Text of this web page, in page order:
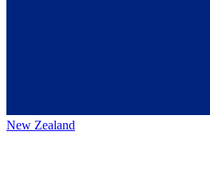
New Zealand